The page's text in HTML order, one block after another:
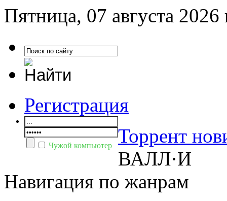
Пятница, 07 августа 2026
Регистрация
Чужой компьютер
Торрент
ВАЛЛ·И
Навигация по жанрам